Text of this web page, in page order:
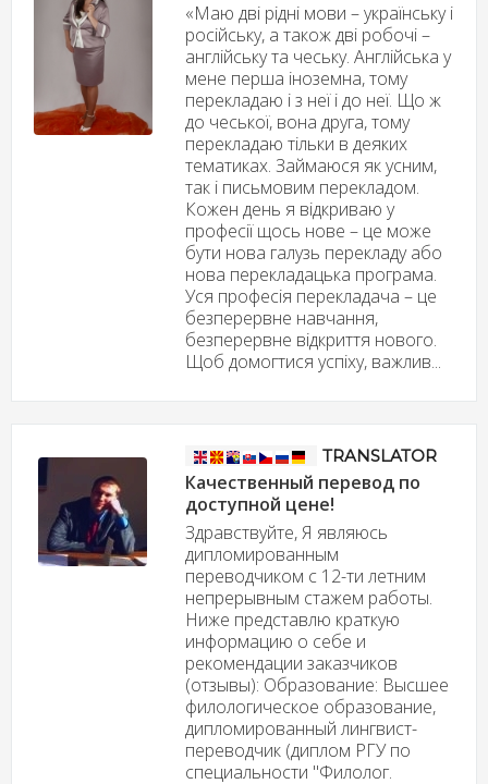
«Маю дві рідні мови – українську і
російську, а також дві робочі –
англійську та чеську. Англійська у
мене перша іноземна, тому
перекладаю і з неї і до неї. Що ж
до чеської, вона друга, тому
перекладаю тільки в деяких
тематиках. Займаюся як усним,
так і письмовим перекладом.
Кожен день я відкриваю у
професії щось нове – це може
бути нова галузь перекладу або
нова перекладацька програма.
Уся професія перекладача – це
безперервне навчання,
безперервне відкриття нового.
Щоб домогтися успіху, важлив...
TRANSLATOR
Качественный перевод по
доступной цене!
Здравствуйте, Я являюсь
дипломированным
переводчиком с 12-ти летним
непрерывным стажем работы.
Ниже представлю краткую
информацию о себе и
рекомендации заказчиков
(отзывы): Образование: Высшее
филологическое образование,
дипломированный лингвист-
переводчик (диплом РГУ по
специальности "Филолог.